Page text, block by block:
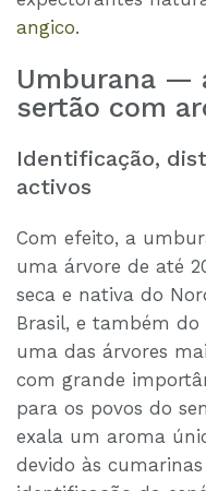
angico.
Umburana —
sertão com
Identificação,
activos
Com efeito, a
uma árvore de até
seca e nativa do
Brasil, e também do
uma das árvores
com grande
para os povos do
exala um aroma
devido às